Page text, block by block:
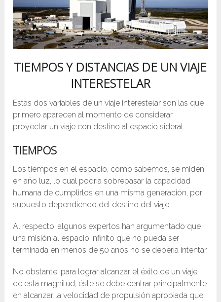
TIEMPOS Y DISTANCIAS DE UN VIAJE
INTERESTELAR
Estas dos variables de un viaje interestelar son las que
primero aparecen al momento de considerar
proyectar un viaje con destino al espacio sideral.
TIEMPOS
Los tiempos en el espacio, como sabemos, se miden
en año luz, lo cual podría sobrepasar la capacidad
humana de cumplirlos en una misma generación, por
supuesto dependiendo del destino del viaje.
Al respecto, algunos expertos han argumentado que
una misión al espacio infinito que no pueda ser
terminada en menos de 50 años no se debería intentar.
No obstante, para lograr alcanzar el éxito de un viaje
de esta magnitud, éste se debe centrar principalmente
en alcanzar la velocidad de propulsión apropiada que